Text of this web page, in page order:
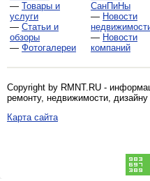
— Товары и
услуги
— Статьи и
обзоры
— Фотогалереи
СанПиНы
— Новости
— Новости
компаний
Copyright by RMNT.RU -
ремонту, недвижимости, дизайну
Карта сайта